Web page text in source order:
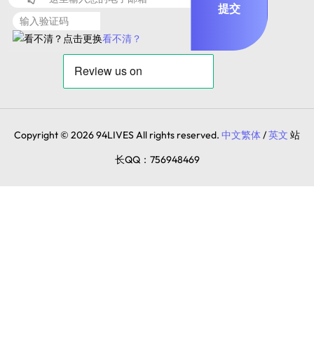
看不清？
提交
Copyright © 2026 94LIVES All rights reserved. 中文繁体/英文 站
长QQ：756948469